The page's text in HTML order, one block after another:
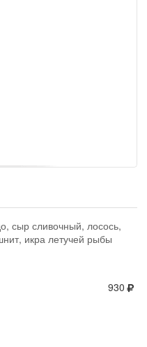
сыр сливочный, лосось,
икра летучей рыбы
930